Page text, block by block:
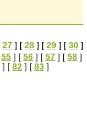
27 ] [ 28 ] [ 29 ] [ 30 ]
55 ] [ 56 ] [ 57 ] [ 58 ]
] [ 82 ] [ 83 ]